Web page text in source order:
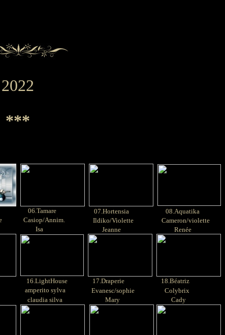
2022
***
06.Tamare 07.Hortensia
08.Aquatika
Casiop/Annim. Ildiko/Violette
Cameron/violette
Isa Jeanne Renée
16.LightHouse 17.Draperie
18.Béatriz
amperito sylva Evanesc/sophie
Colybrix
claudia silva Mary Cady